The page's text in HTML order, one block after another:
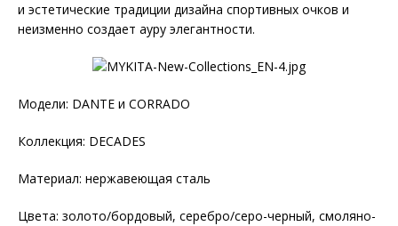
и эстетические традиции дизайна спортивных очков и
неизменно создает ауру элегантности.
Модели: DANTE и CORRADO
Коллекция: DECADES
Материал: нержавеющая сталь
Цвета: золото/бордовый, серебро/серо-черный, смоляно-